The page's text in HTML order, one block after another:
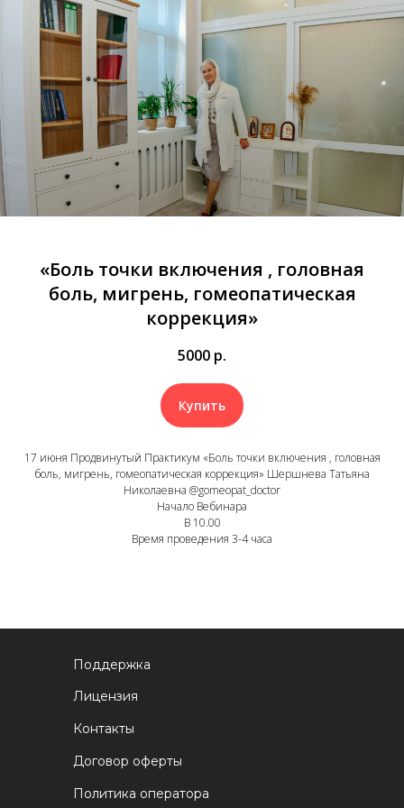
«Боль точки включения , головная
боль, мигрень, гомеопатическая
коррекция»
5000 р.
Купить
17 июня Продвинутый Практикум «Боль точки включения , головная
боль, мигрень, гомеопатическая коррекция» Шершнева Татьяна
Николаевна @gomeopat_doctor
Начало Вебинара
В 10.00
Время проведения 3-4 часа
Договор оферты
Политика оператора
Контакты
Поддержка
Лицензия